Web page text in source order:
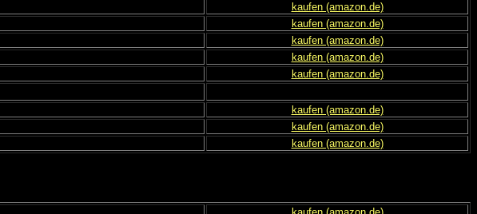
kaufen (amazon.de)
kaufen (amazon.de)
kaufen (amazon.de)
kaufen (amazon.de)
kaufen (amazon.de)
kaufen (amazon.de)
kaufen (amazon.de)
kaufen (amazon.de)